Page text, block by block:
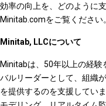
効率の向上を、どのように
Minitab.comをご覧ください。
Minitab, LLCについて
Minitabは、50年以上の経験
バルリーダーとして、組織
を提供するのを支援してい